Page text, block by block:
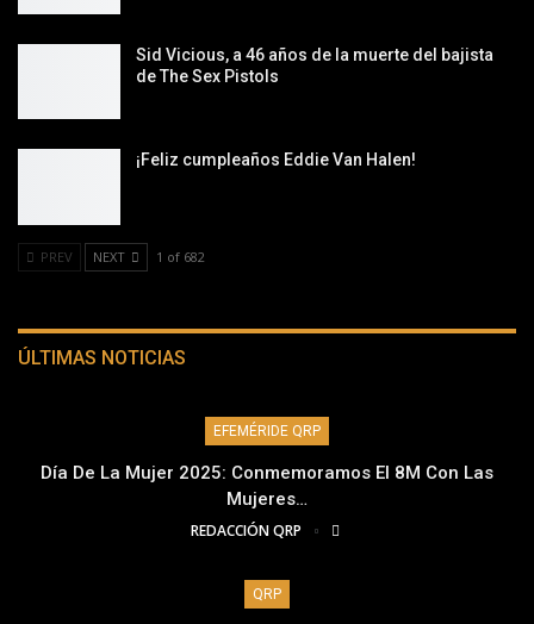
Sid Vicious, a 46 años de la muerte del bajista
de The Sex Pistols
¡Feliz cumpleaños Eddie Van Halen!
PREV NEXT 1 of 682
ÚLTIMAS NOTICIAS
EFEMÉRIDE QRP
Día De La Mujer 2025: Conmemoramos El 8M Con Las
Mujeres…
REDACCIÓN QRP
QRP